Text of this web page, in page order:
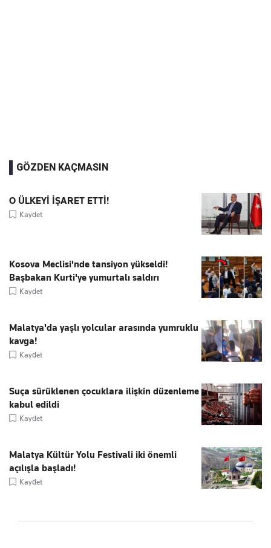
GÖZDEN KAÇMASIN
O ÜLKEYİ İŞARET ETTİ!
Kaydet
Kosova Meclisi'nde tansiyon yükseldi!
Başbakan Kurti'ye yumurtalı saldırı
Kaydet
Malatya'da yaşlı yolcular arasında yumruklu
kavga!
Kaydet
Suça sürüklenen çocuklara ilişkin düzenleme
kabul edildi
Kaydet
Malatya Kültür Yolu Festivali iki önemli
açılışla başladı!
Kaydet